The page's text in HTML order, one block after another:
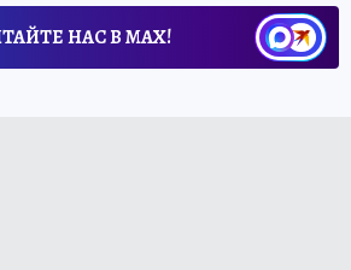
НАС В МАХ!